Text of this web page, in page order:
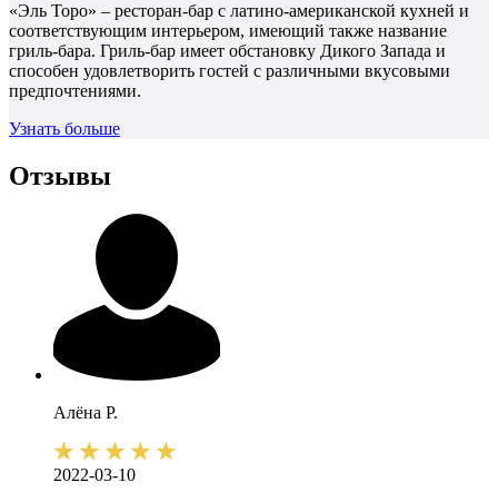
«Эль Торо» – ресторан-бар с латино-американской кухней и
соответствующим интерьером, имеющий также название
гриль-бара. Гриль-бар имеет обстановку Дикого Запада и
способен удовлетворить гостей с различными вкусовыми
предпочтениями.
Узнать больше
Отзывы
Алёна Р.
2022-03-10